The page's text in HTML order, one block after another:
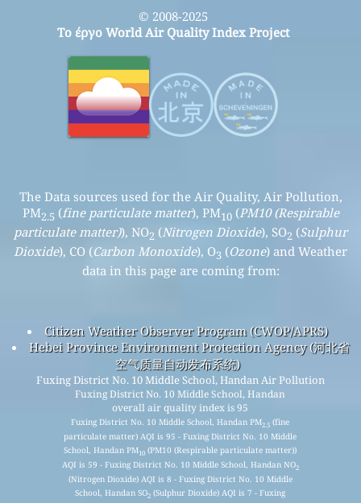
© 2008-2025
Το έργο World Air Quality Index Project
The Data sources used for the Air Quality, Air Pollution,
PM2.5 (fine particulate matter), PM10(PM10 (Respirable
particulate matter)), NO2 (Nitrogen Dioxide), SO2 (Sulphur
Dioxide), CO (Carbon Monoxide), O3 (Ozone) and Weather
data in this page are coming from:
Citizen Weather Observer Program (CWOP/APRS)
Hebei Province Environment Protection Agency (河北省
空气质量自动发布系统)
Fuxing District No. 10 Middle School, Handan Air Pollution
Fuxing District No. 10 Middle School, Handan
overall air quality index is 95
Fuxing District No. 10 Middle School, Handan PM2.5 (fine
particulate matter) AQI is 95 - Fuxing District No. 10 Middle
School, Handan PM10 (PM10 (Respirable particulate matter))
AQI is 59 - Fuxing District No. 10 Middle School, Handan NO2
(Nitrogen Dioxide) AQI is 8 - Fuxing District No. 10 Middle
School, Handan SO2 (Sulphur Dioxide) AQI is 7 - Fuxing